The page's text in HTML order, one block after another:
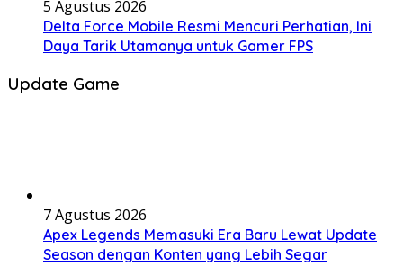
5 Agustus 2026
Delta Force Mobile Resmi Mencuri Perhatian, Ini
Daya Tarik Utamanya untuk Gamer FPS
Update Game
7 Agustus 2026
Apex Legends Memasuki Era Baru Lewat Update
Season dengan Konten yang Lebih Segar